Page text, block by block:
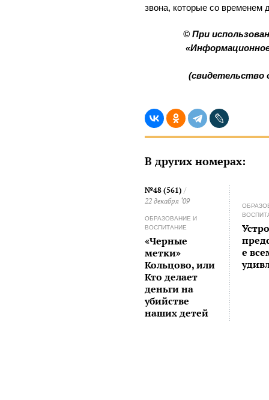
звона, которые со временем
© При
(свидетельство
В других номерах:
№48 (561) /
22 декабря ‘09
ОБРАЗОВАНИЕ И
ВОСПИТАНИЕ
«Черные
метки»
Кольцово, или
Кто делает
деньги на
убийстве
наших детей
е